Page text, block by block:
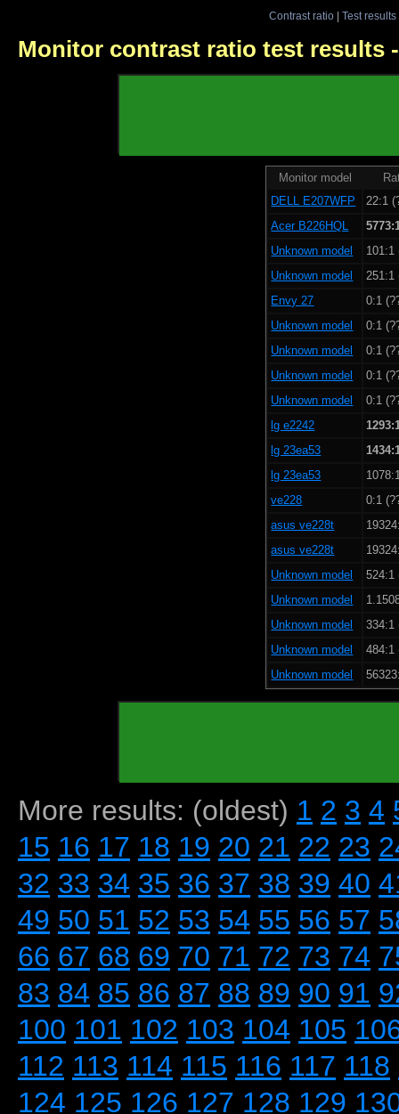
Contrast ratio| Test results
Monitor contrast ratio test results
Monitor model
DELL E207WFP
22:1
Acer B226HQL
Unknown model
101:1
Unknown model
251:1
Envy 27
0:1
Unknown model
0:1
Unknown model
0:1
Unknown model
0:1
Unknown model
0:1
lg e2242
lg 23ea53
lg 23ea53
ve228
0:1
asus ve228t
asus ve228t
Unknown model
524:1
Unknown model
Unknown model
334:1
Unknown model
484:1
Unknown model
More results: (oldest) 1 2 3 4
15 16 17 18 19 20 21 22 23
32 33 34 35 36 37 38 39 40
49 50 51 52 53 54 55 56 57
66 67 68 69 70 71 72 73 74
83 84 85 86 87 88 89 90 91
100 101 102 103 104 105
112 113 114 115 116 117 118
124 125 126 127 128 129